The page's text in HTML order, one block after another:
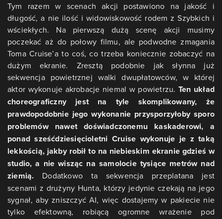
Tym razem w scenach akcji postawiono na jakość i
długość, a nie ilość i widowiskowość rodem z Szybkich i
wściekłych. Na pierwszą dużą scenę akcji musimy
poczekać aż do połowy filmu, ale podwodne zmagania
Toma Cruise’a to coś, co trzeba koniecznie zobaczyć na
dużym ekranie. Zresztą podobnie jak słynna już
sekwencja powietrznej walki dwupłatowców, w której
aktor wykonuje akrobacje niemal w powietrzu. Ten układ
choreograficzny jest na tyle skomplikowany, że
prawdopodobnie jego wykonanie przysporzyłoby sporo
problemów nawet doświadczonemu kaskaderowi, a
ponad sześćdziesięcioletni Cruise wykonuje je z taką
lekkością, jakby robił to na niebieskim ekranie gdzieś w
studio, a nie wisząc na samolocie tysiące metrów nad
ziemią. Dodatkowo ta sekwencja przeplatana jest
scenami z drużyny Hunta, którzy jedynie czekają na jego
sygnał, aby zniszczyć AI, więc dostajemy w pakiecie nie
tylko efektowną, robiącą ogromne wrażenie pod